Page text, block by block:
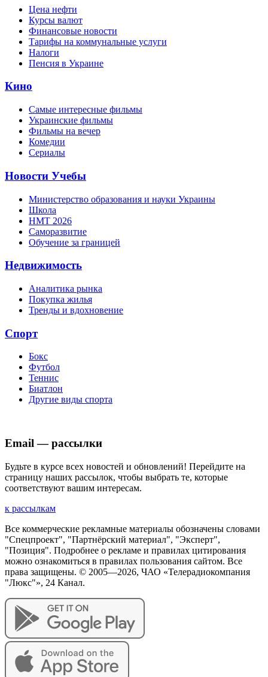
Цена нефти
Курсы валют
Финансовые новости
Тарифы на коммунальные услуги
Налоги
Пенсия в Украине
Кино
Самые интересные фильмы
Украинские фильмы
Фильмы на вечер
Комедии
Сериалы
Новости Учебы
Министерство образования и науки Украины
Школа
НМТ 2026
Саморазвитие
Обучение за границей
Недвижимость
Аналитика рынка
Покупка жилья
Тренды и вдохновение
Спорт
Бокс
Футбол
Теннис
Биатлон
Другие виды спорта
Email — рассылки
Будьте в курсе всех новостей и обновлений! Перейдите на
страницу наших рассылок, чтобы выбрать те, которые
соответствуют вашим интересам.
к рассылкам
Все коммерческие рекламные материалы обозначены словами
"Спецпроект", "Партнёрский материал", "Эксперт",
"Позиция". Подробнее о рекламе и правилах цитирования
можно ознакомиться в правилах пользования сайтом. Все
права защищены. © 2005—2026, ЧАО «Телерадиокомпания
"Люкс"», 24 Канал.